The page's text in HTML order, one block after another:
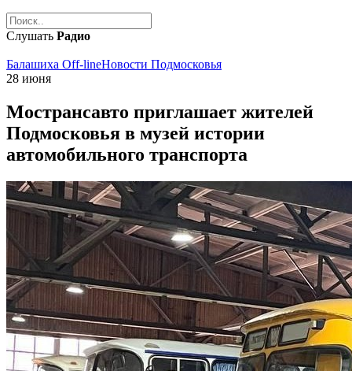
Слушать Радио
Балашиха Off-lineНовости Подмосковья
28 июня
Мострансавто приглашает жителей
Подмосковья в музей истории
автомобильного транспорта